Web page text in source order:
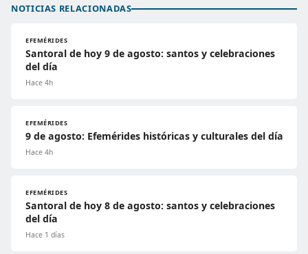
NOTICIAS RELACIONADAS
EFEMÉRIDES
Santoral de hoy 9 de agosto: santos y celebraciones
del día
Hace 4h
EFEMÉRIDES
9 de agosto: Efemérides históricas y culturales del día
Hace 4h
EFEMÉRIDES
Santoral de hoy 8 de agosto: santos y celebraciones
del día
Hace 1 días